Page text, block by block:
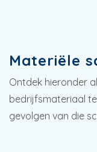
Materiële
Ontdek hieronder
bedrijfsmateriaal
gevolgen van die